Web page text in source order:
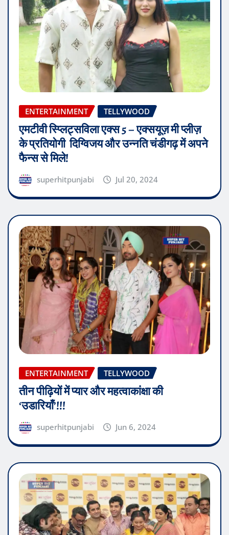
ENTERTAINMENT TELLYWOOD
एमटीवी स्प्लिट्सविला एक्स 5 – एक्सयूज़ मी प्लीज़
के प्रतियोगी दिग्विजय और उन्नति चंडीगढ़ में अपने
फैन्स से मिले!
superhitpunjabi Jul 20, 2024
ENTERTAINMENT TELLYWOOD
तीन पीढ़ियों में प्यार और महत्वाकांक्षा की
‘उडारियाँ’!!!
superhitpunjabi Jun 6, 2024